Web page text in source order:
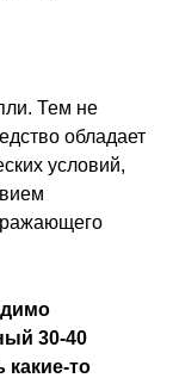
Тем не
обладает
условий,
30-40
какие-то